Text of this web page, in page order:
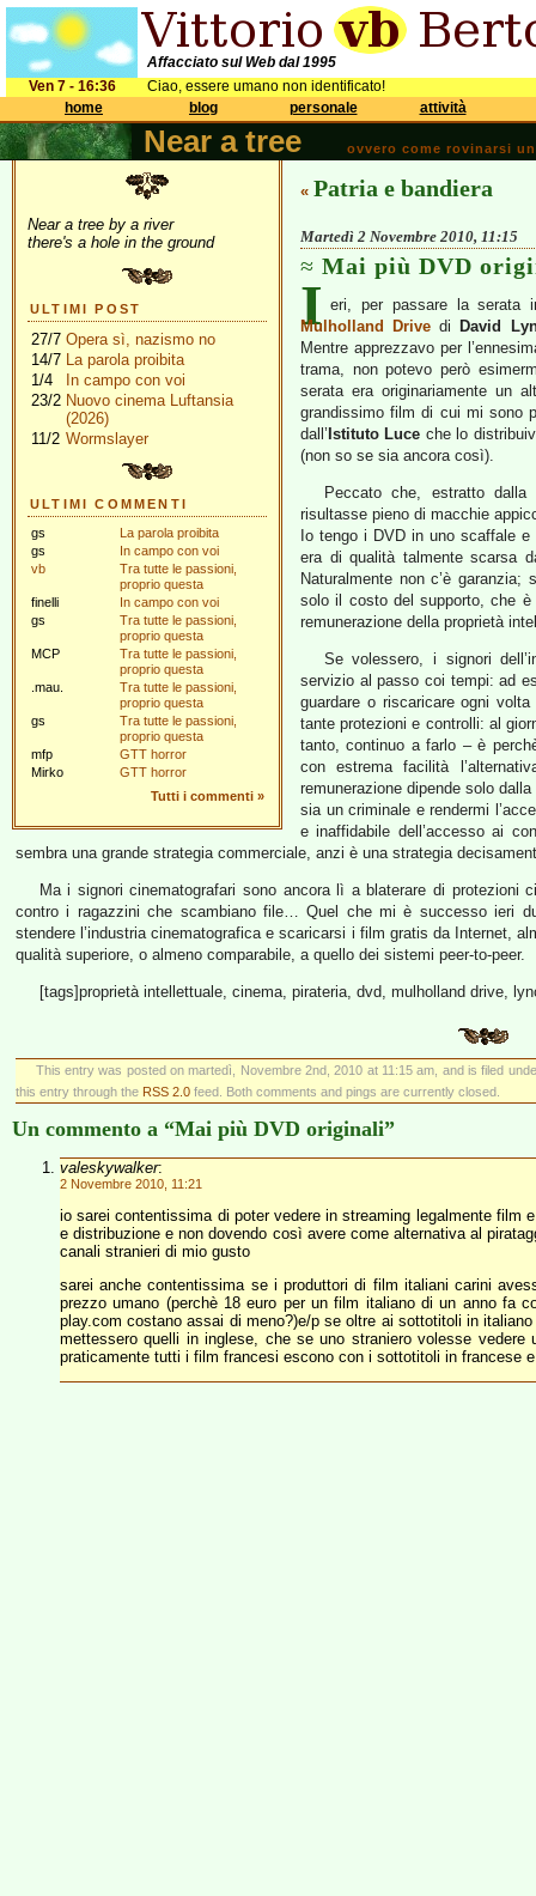
Affacciato sul Web dal 1995
Ven 7 - 16:36
Ciao, essere umano non identificato!
home
blog personale attività
Near a tree ovvero come rovinarsi
Near a tree by a river
there's a hole in the ground
ULTIMI POST
27/7 Opera sì, nazismo no
14/7 La parola proibita
1/4
In campo con voi
23/2 Nuovo cinema Luftansia
(2026)
11/2 Wormslayer
ULTIMI COMMENTI
gs
La parola proibita
gs
In campo con voi
vb
Tra tutte le passioni,
proprio questa
finelli
In campo con voi
gs
Tra tutte le passioni,
proprio questa
MCP
Tra tutte le passioni,
proprio questa
.mau.
Tra tutte le passioni,
proprio questa
gs
Tra tutte le passioni,
proprio questa
mfp
GTT horror
Mirko
GTT horror
Tutti i commenti »
« Patria e bandiera
Martedì 2 Novembre 2010, 11:15
Mai più DVD
I eri, per passare la serata
Mulholland Drive di
David
Mentre apprezzavo per
trama, non potevo però
serata era originariamente un
grandissimo film di cui mi sono
dall’ Istituto Luce che lo
(non so se sia ancora così).
Peccato che, estratto
risultasse pieno di macchie
Io tengo i DVD in uno scaffale
era di qualità talmente scarsa
Naturalmente non c’è
solo il costo del supporto, che è
remunerazione della proprietà
Se volessero, i signori
servizio al passo coi tempi: ad
guardare o riscaricare ogni
tante protezioni e controlli: al
tanto, continuo a farlo – è
con estrema facilità
remunerazione dipende solo
sia un criminale e rendermi
e inaffidabile dell’accesso ai
sembra una grande strategia commerciale, anzi è una strategia
Ma i signori cinematografari sono ancora lì a blaterare di protezioni
contro i ragazzini che scambiano file… Quel che mi è successo ieri
stendere l’industria cinematografica e scaricarsi i film gratis da Internet,
qualità superiore, o almeno comparabile, a quello dei sistemi peer-to-peer.
[tags]proprietà intellettuale, cinema, pirateria, dvd, mulholland drive,
This entry was posted on martedì, Novembre 2nd, 2010 at 11:15 am, and is filed
this entry through the RSS 2.0 feed. Both comments and pings are currently closed.
Un commento a “Mai più DVD originali”
valeskywalker:
2 Novembre 2010, 11:21
io sarei contentissima di poter vedere in streaming legalmente film
e distribuzione e non dovendo così avere come alternativa al
canali stranieri di mio gusto
sarei anche contentissima se i produttori di film italiani carini
prezzo umano (perchè 18 euro per un film italiano di un anno fa
play.com costano assai di meno?)e/p se oltre ai sottotitoli in
mettessero quelli in inglese, che se uno straniero volesse
praticamente tutti i film francesi escono con i sottotitoli in francese